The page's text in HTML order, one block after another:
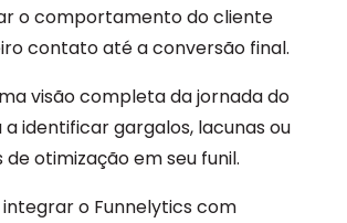
o comportamento do cliente
contato até a conversão final.
visão completa da jornada do
identificar gargalos, lacunas ou
otimização em seu funil.
integrar o Funnelytics com